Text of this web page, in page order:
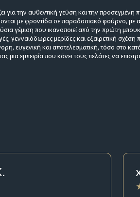
για την αυθεντική γεύση και την προσεγμένη
με φροντίδα σε παραδοσιακό φούρνο, με
γέμιση που ικανοποιεί από την πρώτη
γενναιόδωρες μερίδες και εξαιρετική σχέση
ευγενική και αποτελεσματική, τόσο στο
μια εμπειρία που κάνει τους πελάτες να